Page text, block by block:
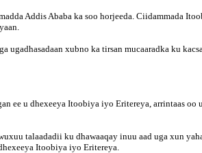
Addis Ababa ka soo horjeeda. Ciidammada
ugadhasadaan xubno ka tirsan mucaaradka ku
ee u dhexeeya Itoobiya iyo Eritereya, arrintaas oo
talaadadii ku dhawaaqay inuu aad uga xun
Itoobiya iyo Eritereya.